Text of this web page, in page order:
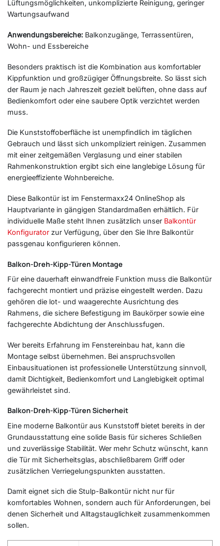
Lüftungsmöglichkeiten, unkomplizierte Reinigung, geringer
Wartungsaufwand
Anwendungsbereiche: Balkonzugänge, Terrassentüren,
Wohn- und Essbereiche
Besonders praktisch ist die Kombination aus komfortabler
Kippfunktion und großzügiger Öffnungsbreite. So lässt sich
der Raum je nach Jahreszeit gezielt belüften, ohne dass auf
Bedienkomfort oder eine saubere Optik verzichtet werden
muss.
Die Kunststoffoberfläche ist unempfindlich im täglichen
Gebrauch und lässt sich unkompliziert reinigen. Zusammen
mit einer zeitgemäßen Verglasung und einer stabilen
Rahmenkonstruktion ergibt sich eine langlebige Lösung für
energieeffiziente Wohnbereiche.
Diese Balkontür ist im Fenstermaxx24 OnlineShop als
Hauptvariante in gängigen Standardmaßen erhältlich. Für
individuelle Maße steht Ihnen zusätzlich unser Balkontür
Konfigurator zur Verfügung, über den Sie Ihre Balkontür
passgenau konfigurieren können.
Balkon-Dreh-Kipp-Türen Montage
Für eine dauerhaft einwandfreie Funktion muss die Balkontür
fachgerecht montiert und präzise eingestellt werden. Dazu
gehören die lot- und waagerechte Ausrichtung des
Rahmens, die sichere Befestigung im Baukörper sowie eine
fachgerechte Abdichtung der Anschlussfugen.
Wer bereits Erfahrung im Fenstereinbau hat, kann die
Montage selbst übernehmen. Bei anspruchsvollen
Einbausituationen ist professionelle Unterstützung sinnvoll,
damit Dichtigkeit, Bedienkomfort und Langlebigkeit optimal
gewährleistet sind.
Balkon-Dreh-Kipp-Türen Sicherheit
Eine moderne Balkontür aus Kunststoff bietet bereits in der
Grundausstattung eine solide Basis für sicheres Schließen
und zuverlässige Stabilität. Wer mehr Schutz wünscht, kann
die Tür mit Sicherheitsglas, abschließbarem Griff oder
zusätzlichen Verriegelungspunkten ausstatten.
Damit eignet sich die Stulp-Balkontür nicht nur für
komfortables Wohnen, sondern auch für Anforderungen, bei
denen Sicherheit und Alltagstauglichkeit zusammenkommen
sollen.